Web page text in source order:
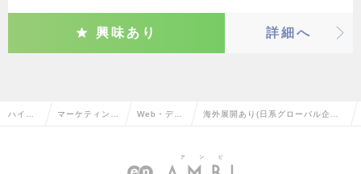
興味あり 詳細へ
ハイク マーケティン Web・デジ
ティング
海外展開あり(日系グローバル企業)
の転職・求人情報一覧